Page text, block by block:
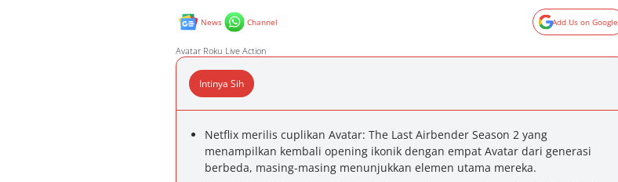
News Channel Add Us on Google
Avatar Roku Live Action
Intinya Sih
Netflix merilis cuplikan Avatar: The Last Airbender Season 2 yang
menampilkan kembali opening ikonik dengan empat Avatar dari generasi
berbeda, masing-masing menunjukkan elemen utama mereka.